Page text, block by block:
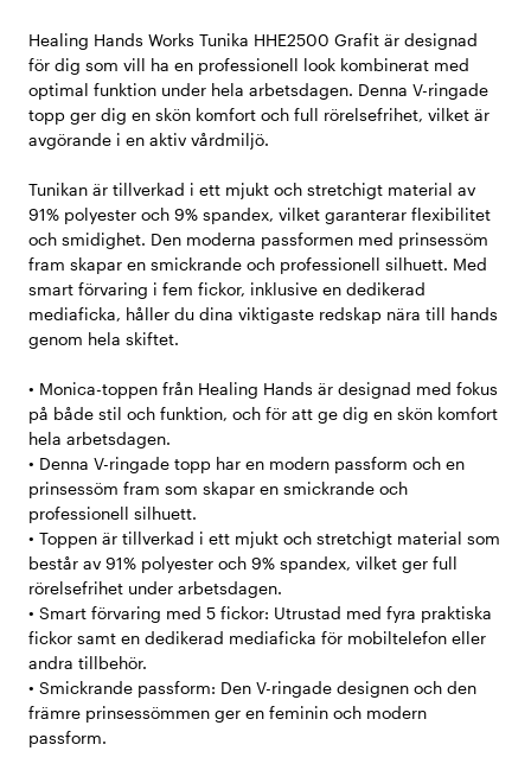
Healing Hands Works Tunika HHE2500 Grafit är designad
för dig som vill ha en professionell look kombinerat med
optimal funktion under hela arbetsdagen. Denna V-ringade
topp ger dig en skön komfort och full rörelsefrihet, vilket är
avgörande i en aktiv vårdmiljö.
Tunikan är tillverkad i ett mjukt och stretchigt material av
91% polyester och 9% spandex, vilket garanterar flexibilitet
och smidighet. Den moderna passformen med prinsessöm
fram skapar en smickrande och professionell silhuett. Med
smart förvaring i fem fickor, inklusive en dedikerad
mediaficka, håller du dina viktigaste redskap nära till hands
genom hela skiftet.
• Monica-toppen från Healing Hands är designad med fokus
på både stil och funktion, och för att ge dig en skön komfort
hela arbetsdagen.
• Denna V-ringade topp har en modern passform och en
prinsessöm fram som skapar en smickrande och
professionell silhuett.
• Toppen är tillverkad i ett mjukt och stretchigt material som
består av 91% polyester och 9% spandex, vilket ger full
rörelsefrihet under arbetsdagen.
• Smart förvaring med 5 fickor: Utrustad med fyra praktiska
fickor samt en dedikerad mediaficka för mobiltelefon eller
andra tillbehör.
• Smickrande passform: Den V-ringade designen och den
främre prinsessömmen ger en feminin och modern
passform.